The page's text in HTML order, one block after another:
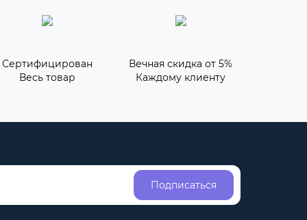
Сертифицирован
Весь товар
Вечная скидка от 5%
Каждому клиенту
Подписаться